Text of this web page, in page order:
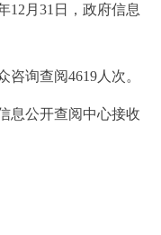
月31日，政府信息
询查阅4619人次。
公开查阅中心接收